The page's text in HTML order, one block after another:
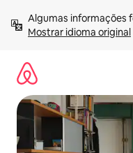
para
Mostrar idioma original